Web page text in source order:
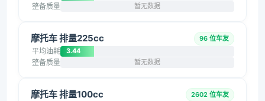
整备质量 暂无数据
摩托车 排量225cc 96 位车友
平均油耗 3.44
整备质量 暂无数据
摩托车 排量100cc 2602 位车友